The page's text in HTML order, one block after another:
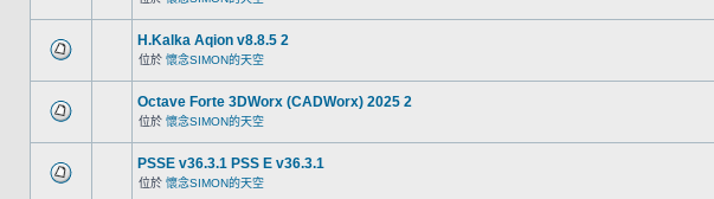
H.Kalka Aqion v8.8.5 2
位於 懷念SIMON的天空
Octave Forte 3DWorx (CADWorx) 2025 2
位於 懷念SIMON的天空
PSSE v36.3.1 PSS E v36.3.1
位於 懷念SIMON的天空